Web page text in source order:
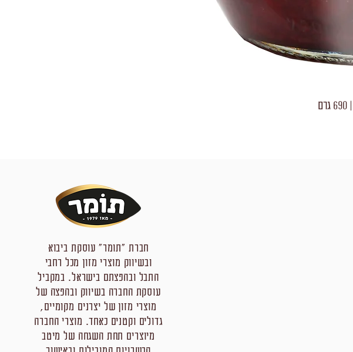
חברת "תומר" עוסקת ביבוא
ובשיווק מוצרי מזון מכל רחבי
התבל ובהפצתם בישראל. במקביל
עוסקת החברה בשיווק ובהפצה של
מוצרי מזון של יצרנים מקומיים,
גדולים וקטנים כאחד. מוצרי החברה
מיוצרים תחת השגחה של מיטב